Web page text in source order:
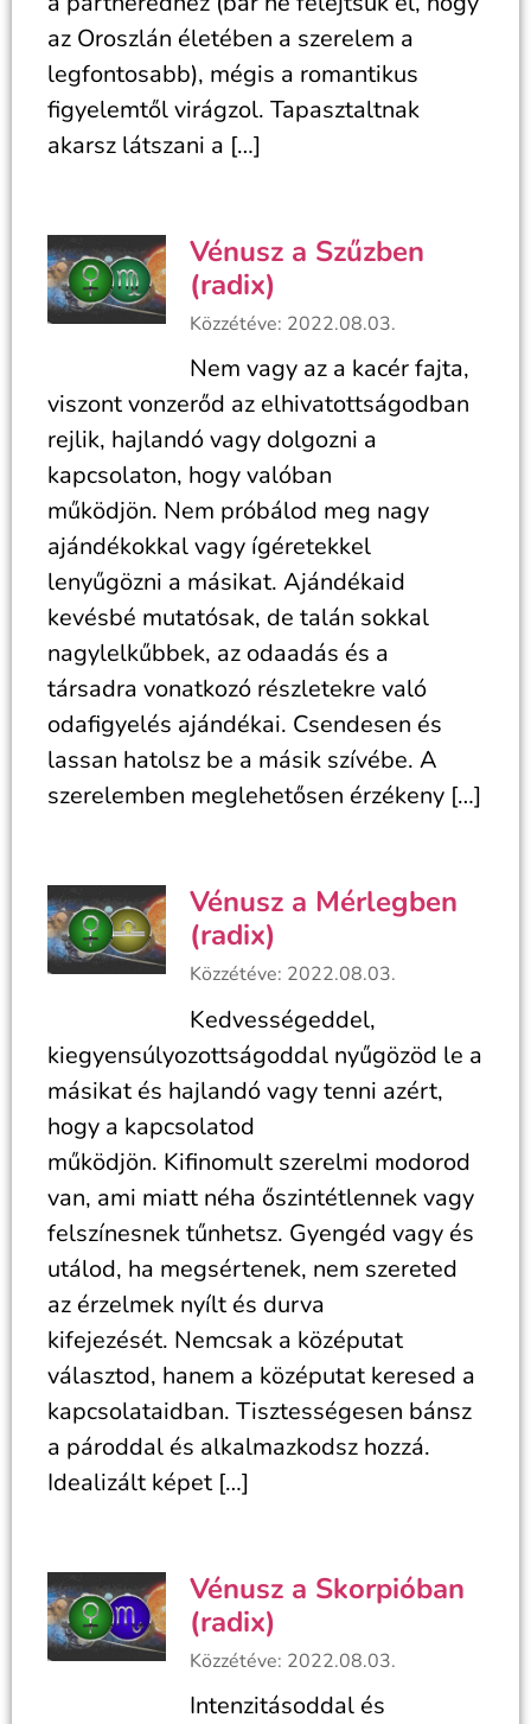
az Oroszlán életében a szerelem a
legfontosabb), mégis a romantikus
figyelemtől virágzol. Tapasztaltnak
akarsz látszani a […]
Vénusz a Szűzben
(radix)
Közzétéve: 2022.08.03.
Nem vagy az a kacér fajta,
viszont vonzerőd az elhivatottságodban
rejlik, hajlandó vagy dolgozni a
kapcsolaton, hogy valóban
működjön. Nem próbálod meg nagy
ajándékokkal vagy ígéretekkel
lenyűgözni a másikat. Ajándékaid
kevésbé mutatósak, de talán sokkal
nagylelkűbbek, az odaadás és a
társadra vonatkozó részletekre való
odafigyelés ajándékai. Csendesen és
lassan hatolsz be a másik szívébe. A
szerelemben meglehetősen érzékeny […]
Vénusz a Mérlegben
(radix)
Közzétéve: 2022.08.03.
Kedvességeddel,
kiegyensúlyozottságoddal nyűgözöd le a
másikat és hajlandó vagy tenni azért,
hogy a kapcsolatod
működjön. Kifinomult szerelmi modorod
van, ami miatt néha őszintétlennek vagy
felszínesnek tűnhetsz. Gyengéd vagy és
utálod, ha megsértenek, nem szereted
az érzelmek nyílt és durva
kifejezését. Nemcsak a középutat
választod, hanem a középutat keresed a
kapcsolataidban. Tisztességesen bánsz
a pároddal és alkalmazkodsz hozzá.
Idealizált képet […]
Vénusz a Skorpióban
(radix)
Közzétéve: 2022.08.03.
Intenzitásoddal és